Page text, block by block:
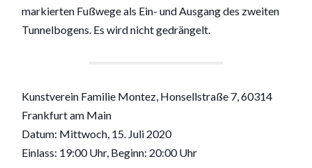
markierten Fußwege als Ein- und Ausgang des zweiten
Tunnelbogens. Es wird nicht gedrängelt.
Kunstverein Familie Montez, Honsellstraße 7, 60314
Frankfurt am Main
Datum: Mittwoch, 15. Juli 2020
Einlass: 19:00 Uhr, Beginn: 20:00 Uhr